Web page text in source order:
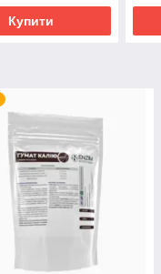
Купити